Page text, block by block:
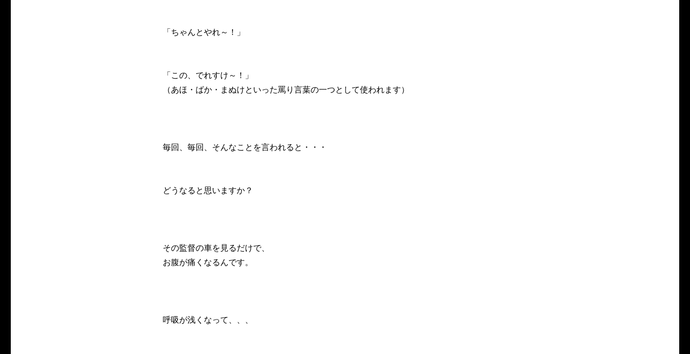
「ちゃんとやれ～！」
「この、でれすけ～！」
（あほ・ばか・まぬけといった罵り言葉の一つとして使われます）
毎回、毎回、そんなことを言われると・・・
どうなると思いますか？
その監督の車を見るだけで、
お腹が痛くなるんです。
呼吸が浅くなって、、、